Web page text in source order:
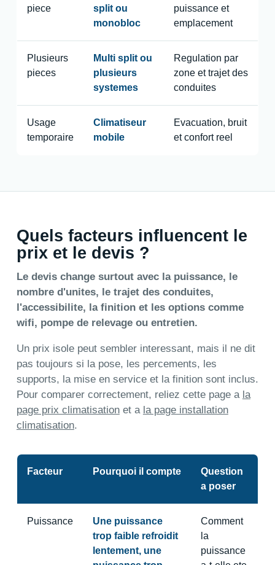
piece
split ou
monobloc
puissance et
emplacement
Plusieurs
pieces
Multi split ou
plusieurs
systemes
Regulation par
zone et trajet des
conduites
Usage
temporaire
Climatiseur
mobile
Evacuation, bruit
et confort reel
Quels facteurs influencent le
prix et le devis ?
Le devis change surtout avec la puissance, le
nombre d'unites, le trajet des conduites,
l'accessibilite, la finition et les options comme
wifi, pompe de relevage ou entretien.
Un prix isole peut sembler interessant, mais il ne dit
pas toujours si la pose, les percements, les
supports, la mise en service et la finition sont inclus.
Pour comparer correctement, reliez cette page a la
page prix climatisationet a la page installation
climatisation.
Facteur Pourquoi il compte
Question
a poser
Puissance
Une puissance
trop faible refroidit
lentement, une
Comment
la
puissance